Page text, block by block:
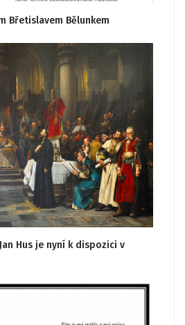
Břetislavem Bělunkem
Hus je nyní k dispozici v